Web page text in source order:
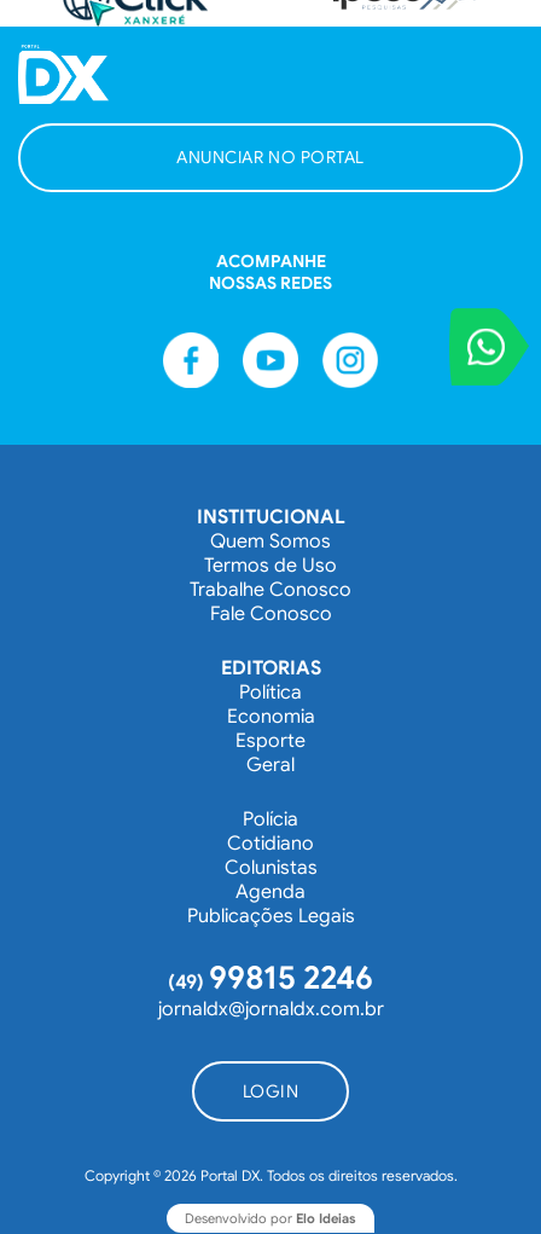
VOCÊ
Entre em
ANUNCIAR NO PORTAL
ACOMPANHE
NOSSAS REDES
INSTITUCIONAL
Quem Somos
Termos de Uso
Trabalhe Conosco
Fale Conosco
EDITORIAS
Política
Economia
Esporte
Geral
Polícia
Cotidiano
Colunistas
Agenda
Publicações Legais
(49) 99815 2246
jornaldx@jornaldx.com.br
LOGIN
Copyright © 2026 Portal DX. Todos os direitos reservados.
Desenvolvido por Elo Ideias